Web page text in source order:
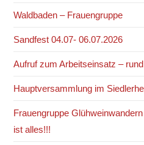
Waldbaden – Frauengruppe
Sandfest 04.07- 06.07.2026
Aufruf zum Arbeitseinsatz –
Hauptversammlung im
Frauengruppe
ist alles!!!